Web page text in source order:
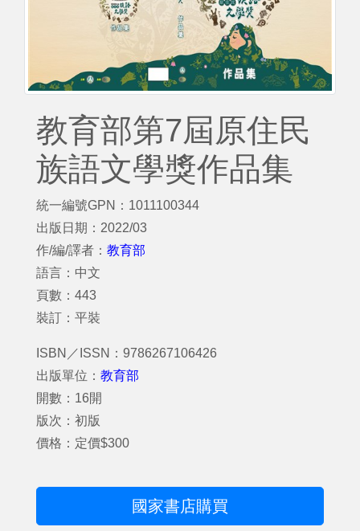
教育部第7屆原住民
族語文學獎作品集
統一編號GPN：1011100344
出版日期：2022/03
作/編/譯者： 教育部
語言：中文
頁數：443
裝訂：平裝
ISBN／ISSN：9786267106426
出版單位： 教育部
開數：16開
版次：初版
價格：定價$300
國家書店購買